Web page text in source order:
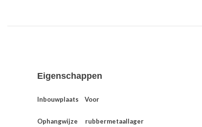
Eigenschappen
Inbouwplaats Voor
Ophangwijze rubbermetaallager